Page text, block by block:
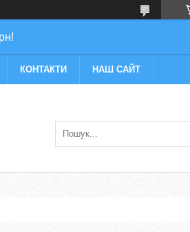
КОНТАКТИ НАШ САЙТ